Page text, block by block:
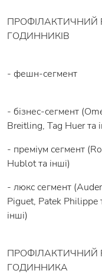
ПРОФІЛАКТИЧНИЙ
ГОДИННИКІВ
- фешн-сегмент
- бізнес-сегмент
Breitling, Tag Huer та
- преміум сегмент
Hublot та інші)
- люкс сегмент
Piguet, Patek Philippe
інші)
ПРОФІЛАКТИЧНИЙ
ГОДИННИКА